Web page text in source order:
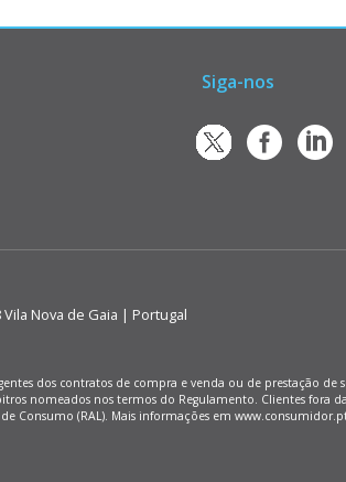
Siga-nos
Vila Nova de Gaia | Portugal
dos contratos de compra e venda ou de prestação de
nomeados nos termos do Regulamento. Clientes fora
Consumo (RAL). Mais informações em